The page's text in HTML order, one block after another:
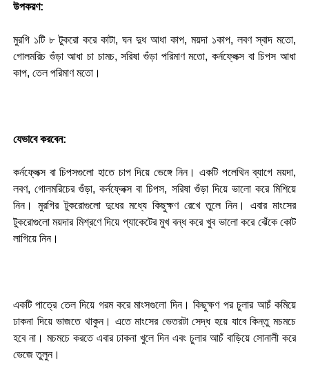
উপকরণ:
মুরগি ১টি ৮ টুকরো করে কাটা, ঘন দুধ আধা কাপ, ময়দা ১কাপ, লবণ স্বাদ মতো,
গোলমরিচ গুঁড়া আধা চা চামচ, সরিষা গুঁড়া পরিমাণ মতো, কর্নফ্লেক্স বা চিপস আধা
কাপ, তেল পরিমাণ মতো।
যেভাবে করবেন:
কর্নফ্লেক্স বা চিপসগুলো হাতে চাপ দিয়ে ভেঙ্গে নিন। একটি পলেথিন ব্যাগে ময়দা,
লবণ, গোলমরিচের গুঁড়া, কর্নফ্লেক্স বা চিপস, সরিষা গুঁড়া দিয়ে ভালো করে মিশিয়ে
নিন। মুরগির টুকরোগুলো দুধের মধ্যে কিছুক্ষণ রেখে তুলে নিন। এবার মাংসের
টুকরোগুলো ময়দার মিশ্রণে দিয়ে প্যাকেটের মুখ বন্ধ করে খুব ভালো করে ঝেঁকে কোট
লাগিয়ে নিন।
একটি পাত্রে তেল দিয়ে গরম করে মাংসগুলো দিন। কিছুক্ষণ পর চুলার আচঁ কমিয়ে
ঢাকনা দিয়ে ভাজতে থাকুন। এতে মাংসের ভেতরটা সেদ্ধ হয়ে যাবে কিন্তু মচমচে
হবে না। মচমচে করতে এবার ঢাকনা খুলে দিন এবং চুলার আচঁ বাড়িয়ে সোনালী করে
ভেজে তুলুন।